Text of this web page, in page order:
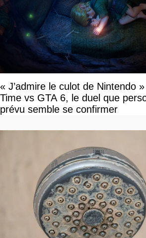
« J’admire le culot de Nintendo
Time vs GTA 6, le duel que
prévu semble se confirmer